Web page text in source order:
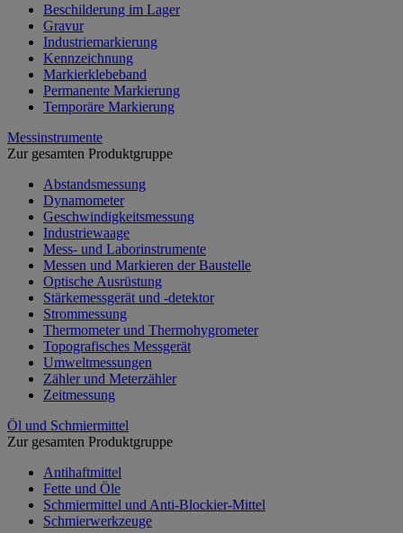
Beschilderung im Lager
Gravur
Industriemarkierung
Kennzeichnung
Markierklebeband
Permanente Markierung
Temporäre Markierung
Messinstrumente
Zur gesamten Produktgruppe
Abstandsmessung
Dynamometer
Geschwindigkeitsmessung
Industriewaage
Mess- und Laborinstrumente
Messen und Markieren der Baustelle
Optische Ausrüstung
Stärkemessgerät und -detektor
Strommessung
Thermometer und Thermohygrometer
Topografisches Messgerät
Umweltmessungen
Zähler und Meterzähler
Zeitmessung
Öl und Schmiermittel
Zur gesamten Produktgruppe
Antihaftmittel
Fette und Öle
Schmiermittel und Anti-Blockier-Mittel
Schmierwerkzeuge